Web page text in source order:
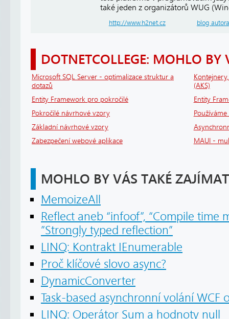
také jeden z organizátorů WUG
http://www.h2net.cz blog autora
DOTNETCOLLEGE: MOHLO BY
Microsoft SQL Server - optimalizace struktur a
dotazů
(AKS)
Entity Framework pro pokročilé
Entity
Pokročilé návrhové vzory
Základní návrhové vzory
Zabezpečení webové aplikace
MAUI -
MOHLO BY VÁS TAKÉ ZAJÍMAT
MemoizeAll
Reflect aneb “infoof”, “Compile time
”Strongly typed reflection”
LINQ: Kontrakt IEnumerable
Proč klíčové slovo async?
DynamicConverter
Task-based asynchronní volání WCF
LINQ: Operátor Sum a hodnoty null